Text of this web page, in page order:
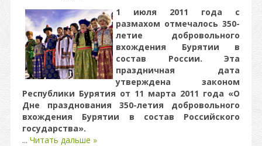
1 июля 2011 года с
размахом отмечалось 350-
летие добровольного
вхождения Бурятии в
состав России. Эта
праздничная дата
утверждена законом
Республики Бурятия от 11 марта 2011 года «О
Дне празднования 350-летия добровольного
вхождения Бурятии в состав Российского
государства».
... Читать дальше »